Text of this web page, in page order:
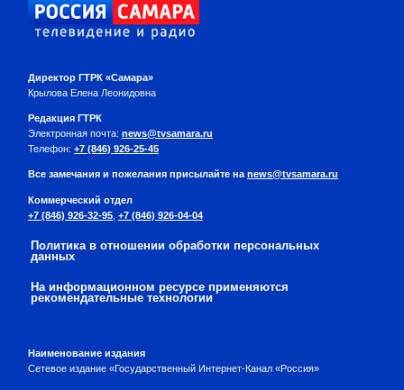
Директор ГТРК «Самара»
Крылова Елена Леонидовна
Редакция ГТРК
Электронная почта: news@tvsamara.ru
Телефон: +7 (846) 926-25-45
Все замечания и пожелания присылайте на news@tvsamara.ru
Коммерческий отдел
+7 (846) 926-32-95 +7 (846) 926-04-04
Политика в отношении обработки персональных
данных
На информационном ресурсе применяются
рекомендательные технологии
Наименование издания
Сетевое издание «Государственный Интернет-Канал «Россия»